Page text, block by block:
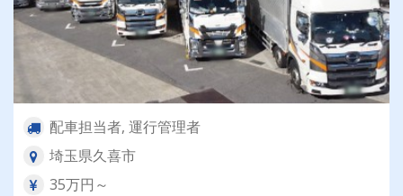
配車担当者, 運行管理者
埼玉県久喜市
35万円～